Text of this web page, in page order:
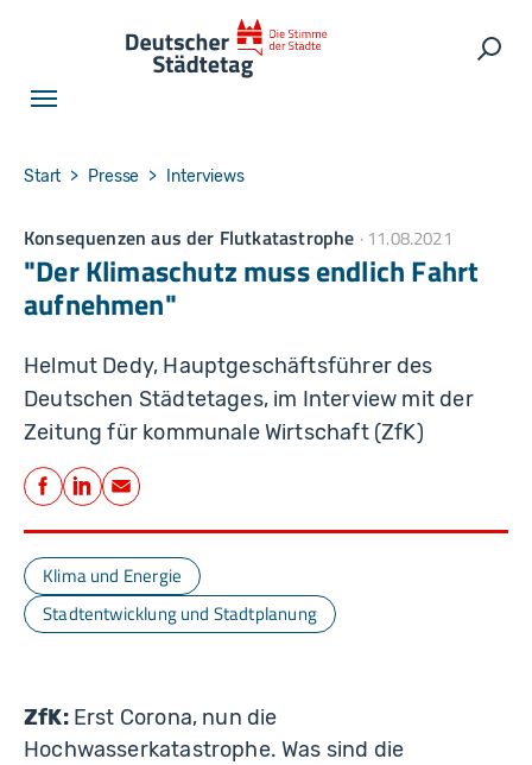
You are here:
Start Presse Interviews
Konsequenzen aus der Flutkatastrophe 11.08.2021
"Der Klimaschutz muss endlich Fahrt
aufnehmen"
Helmut Dedy, Hauptgeschäftsführer des
Deutschen Städtetages, im Interview mit der
Zeitung für kommunale Wirtschaft (ZfK)
Teilen
Facebook
LinkedIn
E-Mail
Klima und Energie
Stadtentwicklung und Stadtplanung
ZfK: Erst Corona, nun die
Hochwasserkatastrophe. Was sind die